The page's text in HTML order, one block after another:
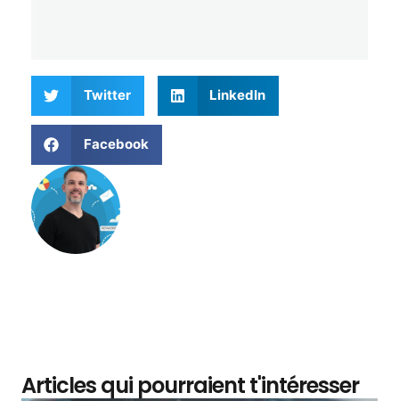
Twitter LinkedIn
Facebook
Articles qui pourraient t'intéresser